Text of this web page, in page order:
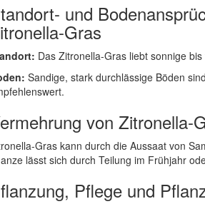
und
Gras
Das Zitronella-Gras liebt sonnige
Sandige, stark durchlässige Böden
von Zitronella-
Gras kann durch die Aussaat von
lässt sich durch Teilung im Frühjahr
Pflege und